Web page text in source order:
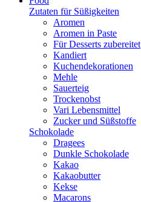
Zutaten für Süßigkeiten
Aromen
Aromen in Paste
Für Desserts zubereitet
Kandiert
Kuchendekorationen
Mehle
Sauerteig
Trockenobst
Vari Lebensmittel
Zucker und Süßstoffe
Schokolade
Dragees
Dunkle Schokolade
Kakao
Kakaobutter
Kekse
Macarons